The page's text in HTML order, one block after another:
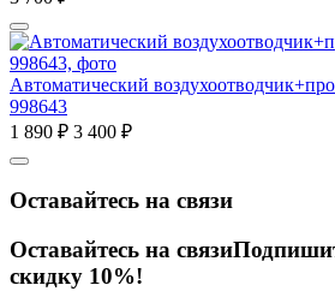
Автоматический
998643
1 890 ₽ 3 400 ₽
Оставайтесь на связи
Оставайтесь на связи
скидку 10%!